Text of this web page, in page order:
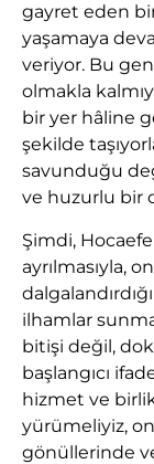
gayret eden
yaşamaya
veriyor. Bu
olmakla
bir yer hâline
şekilde
savunduğu
ve huzurlu bir
Şimdi,
ayrılmasıyla,
ilhamlar
bitişi değil,
başlangıcı
hizmet ve
yürümeliyiz,
gönüllerinde